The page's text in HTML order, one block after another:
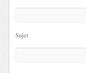
Sujet